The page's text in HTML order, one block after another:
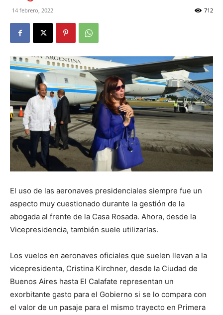
La
Verdad
que
14 febrero, 2022 712
El uso de las aeronaves presidenciales siempre fue un
aspecto muy cuestionado durante la gestión de la
abogada al frente de la Casa Rosada. Ahora, desde la
Vicepresidencia, también suele utilizarlas.
Los vuelos en aeronaves oficiales que suelen llevan a la
vicepresidenta, Cristina Kirchner, desde la Ciudad de
Buenos Aires hasta El Calafate representan un
exorbitante gasto para el Gobierno si se lo compara con
el valor de un pasaje para el mismo trayecto en Primera